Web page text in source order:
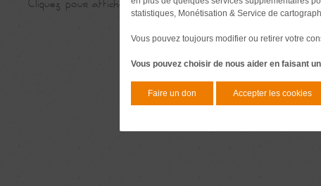
statistiques, Monétisation & Service de
Vous pouvez toujours modifier ou retirer votre
Vous pouvez choisir de nous aider en faisant
Faire un don Accepter les cookies